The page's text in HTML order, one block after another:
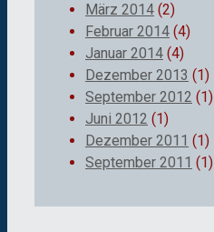
März 2014 (2)
Februar 2014 (4)
Januar 2014 (4)
Dezember 2013 (1)
September 2012 (1)
Juni 2012 (1)
Dezember 2011 (1)
September 2011 (1)